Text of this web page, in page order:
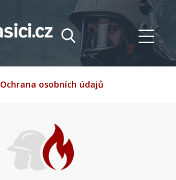
Ochrana osobních údajů